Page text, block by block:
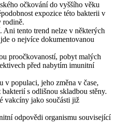
očkování do vyššího věku
expozice této bakterii v
rodině.
tento trend nelze v některých
o nejvíce dokumentovanou
proočkovaností, pobyt malých
před nabytím imunitní
v populaci, jeho změna v čase,
s odlišnou skladbou stěny.
vakcíny jako součásti již
odpovědi organismu související